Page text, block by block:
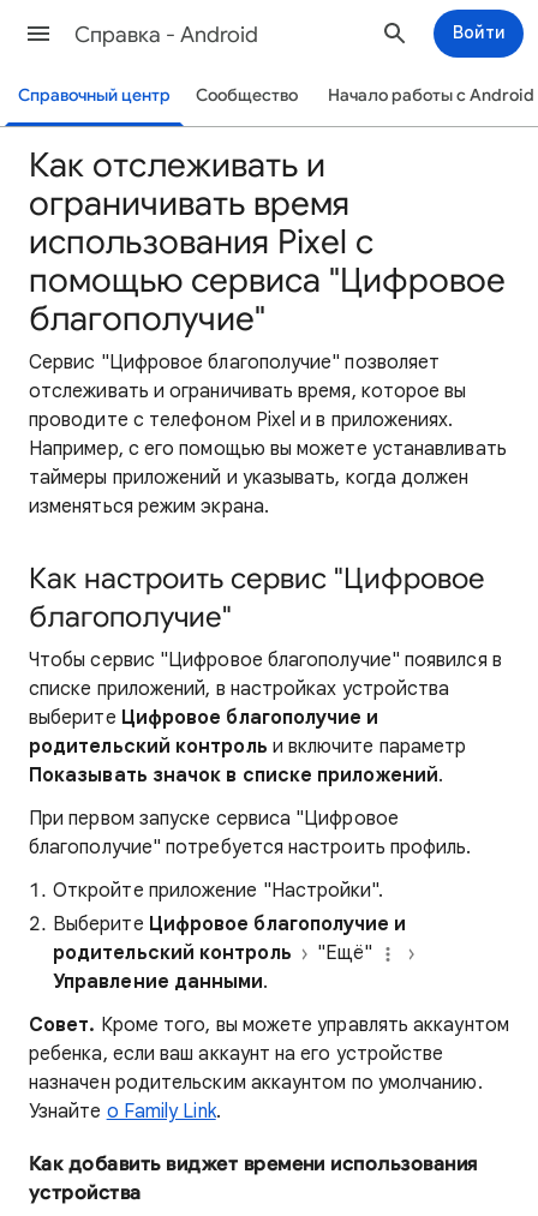
Cправка - Android Войти
Справочный центр Сообщество Начало работы с Android
Как отслеживать и
ограничивать время
использования Pixel с
помощью сервиса "Цифровое
благополучие"
Сервис "Цифровое благополучие" позволяет
отслеживать и ограничивать время, которое вы
проводите с телефоном Pixel и в приложениях.
Например, с его помощью вы можете устанавливать
таймеры приложений и указывать, когда должен
изменяться режим экрана.
Как настроить сервис "Цифровое
благополучие"
Чтобы сервис "Цифровое благополучие" появился в
списке приложений, в настройках устройства
выберите Цифровое благополучие и
родительский контроль и включите параметр
Показывать значок в списке приложений.
При первом запуске сервиса "Цифровое
благополучие" потребуется настроить профиль.
Откройте приложение "Настройки".
Выберите Цифровое благополучие и
родительский контроль
"Ещё"
Управление данными.
Совет. Кроме того, вы можете управлять аккаунтом
ребенка, если ваш аккаунт на его устройстве
назначен родительским аккаунтом по умолчанию.
Узнайте о Family Link.
Как добавить виджет времени использования
устройства